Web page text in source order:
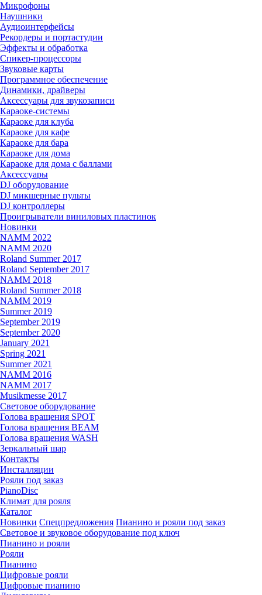
Микрофоны
Наушники
Аудиоинтерфейсы
Рекордеры и портастудии
Эффекты и обработка
Спикер-процессоры
Звуковые карты
Программное обеспечение
Динамики, драйверы
Аксессуары для звукозаписи
Караоке-системы
Караоке для клуба
Караоке для кафе
Караоке для бара
Караоке для дома
Караоке для дома с баллами
Аксессуары
DJ оборудование
DJ микшерные пульты
DJ контроллеры
Проигрыватели виниловых пластинок
Новинки
NAMM 2022
NAMM 2020
Roland Summer 2017
Roland September 2017
NAMM 2018
Roland Summer 2018
NAMM 2019
Summer 2019
September 2019
September 2020
January 2021
Spring 2021
Summer 2021
NAMM 2016
NAMM 2017
Musikmesse 2017
Световое оборудование
Голова вращения SPOT
Голова вращения BEAM
Голова вращения WASH
Зеркальный шар
Контакты
Инсталляции
Рояли под заказ
PianoDisc
Климат для рояля
Каталог
Новинки Спецпредложения Пианино и рояли под заказ
Световое и звуковое оборудование под ключ
Пианино и рояли
Рояли
Пианино
Цифровые рояли
Цифровые пианино